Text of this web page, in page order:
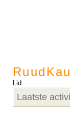
Lid
Laatste